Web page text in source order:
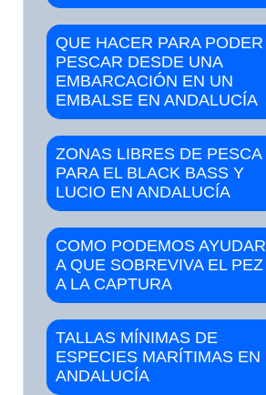
QUE HACER PARA PODER
PESCAR DESDE UNA
EMBARCACIÓN EN UN
EMBALSE EN ANDALUCÍA
ZONAS LIBRES DE PESCA
PARA EL BLACK BASS Y
LUCIO EN ANDALUCÍA
COMO PODEMOS AYUDAR
A QUE SOBREVIVA EL PEZ
A LA CAPTURA
TALLAS MÍNIMAS DE
ESPECIES MARÍTIMAS EN
ANDALUCÍA